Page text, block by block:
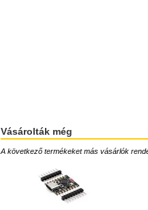
Vásárolták még
A következő termékeket más vásárlók